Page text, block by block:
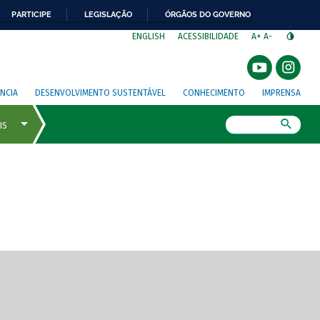
PARTICIPE LEGISLAÇÃO ÓRGÃOS DO GOVERNO
ENGLISH ACESSIBILIDADE A+ A-
DESENVOLVIMENTO SUSTENTÁVEL CONHECIMENTO IMPRENSA
de tela